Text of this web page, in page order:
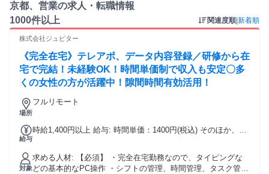
京都、営業の求人・転職情報
1000件以上
関連度順 新着順
株式会社ジュピター
《完全在宅》テレアポ、データ内容登録／研修から在
宅で完結！未経験OK！時間単価制で収入も安定〇多
くの女性の方が活躍中！隙間時間有効活用！
場所
フルリモート
給与
時給1,400円以上 給与: 時間単価：1400円(税込) そのほか、イ
対象
求める人材: 【必須】 ・完全在宅勤務なので、タイピングな
どの基本的なPC操作 ・シフトの管理、時間管理、タスク管理